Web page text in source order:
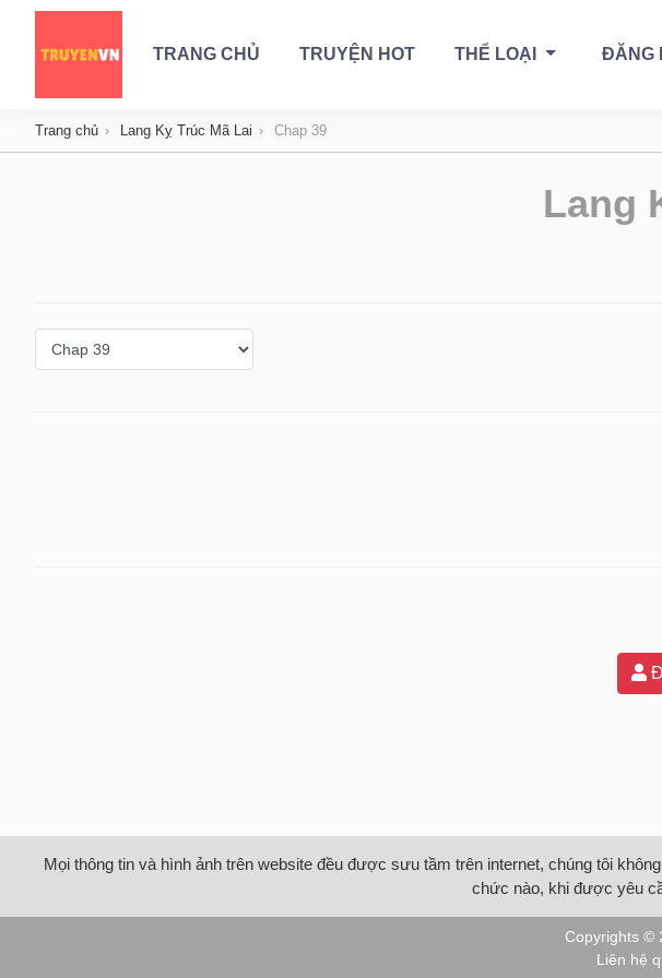
TRANG CHỦ TRUYỆN HOT THỂ LOẠI ĐĂNG
Trang chủ Lang Kỵ Trúc Mã Lai Chap 39
Lang
Mọi thông tin và hình ảnh trên website đều được sưu tầm trên internet, chúng tôi
chức nào, khi được yêu
Copyrights ©
Liên hệ